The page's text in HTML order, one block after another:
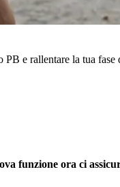
e rallentare la tua fase
funzione ora ci